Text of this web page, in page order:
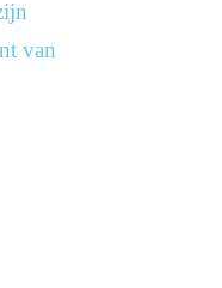
van